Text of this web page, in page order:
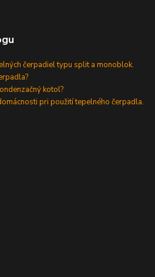
čerpadiel typu split a monoblok.
kotol?
pri použití tepelného čerpadla.